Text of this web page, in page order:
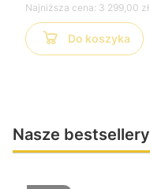
Najniższa cena: 3 299,00 zł
Do koszyka
Nasze bestsellery